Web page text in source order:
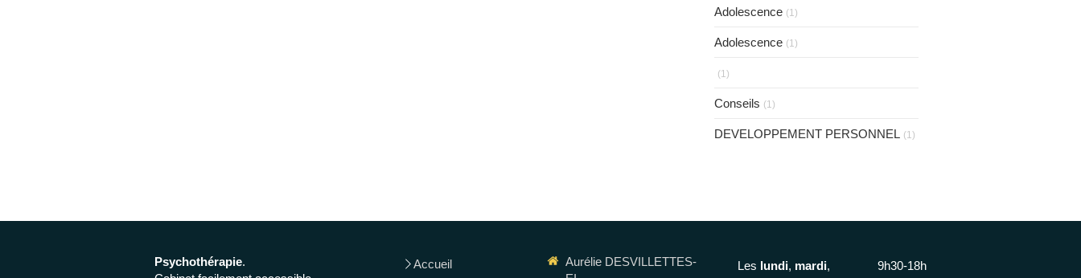
Adolescence (1)
Adolescence (1)
(1)
Conseils (1)
DEVELOPPEMENT PERSONNEL (1)
Psychothérapie.
Accueil
Aurélie DESVILLETTES-
Les lundi, mardi,
9h30-18h